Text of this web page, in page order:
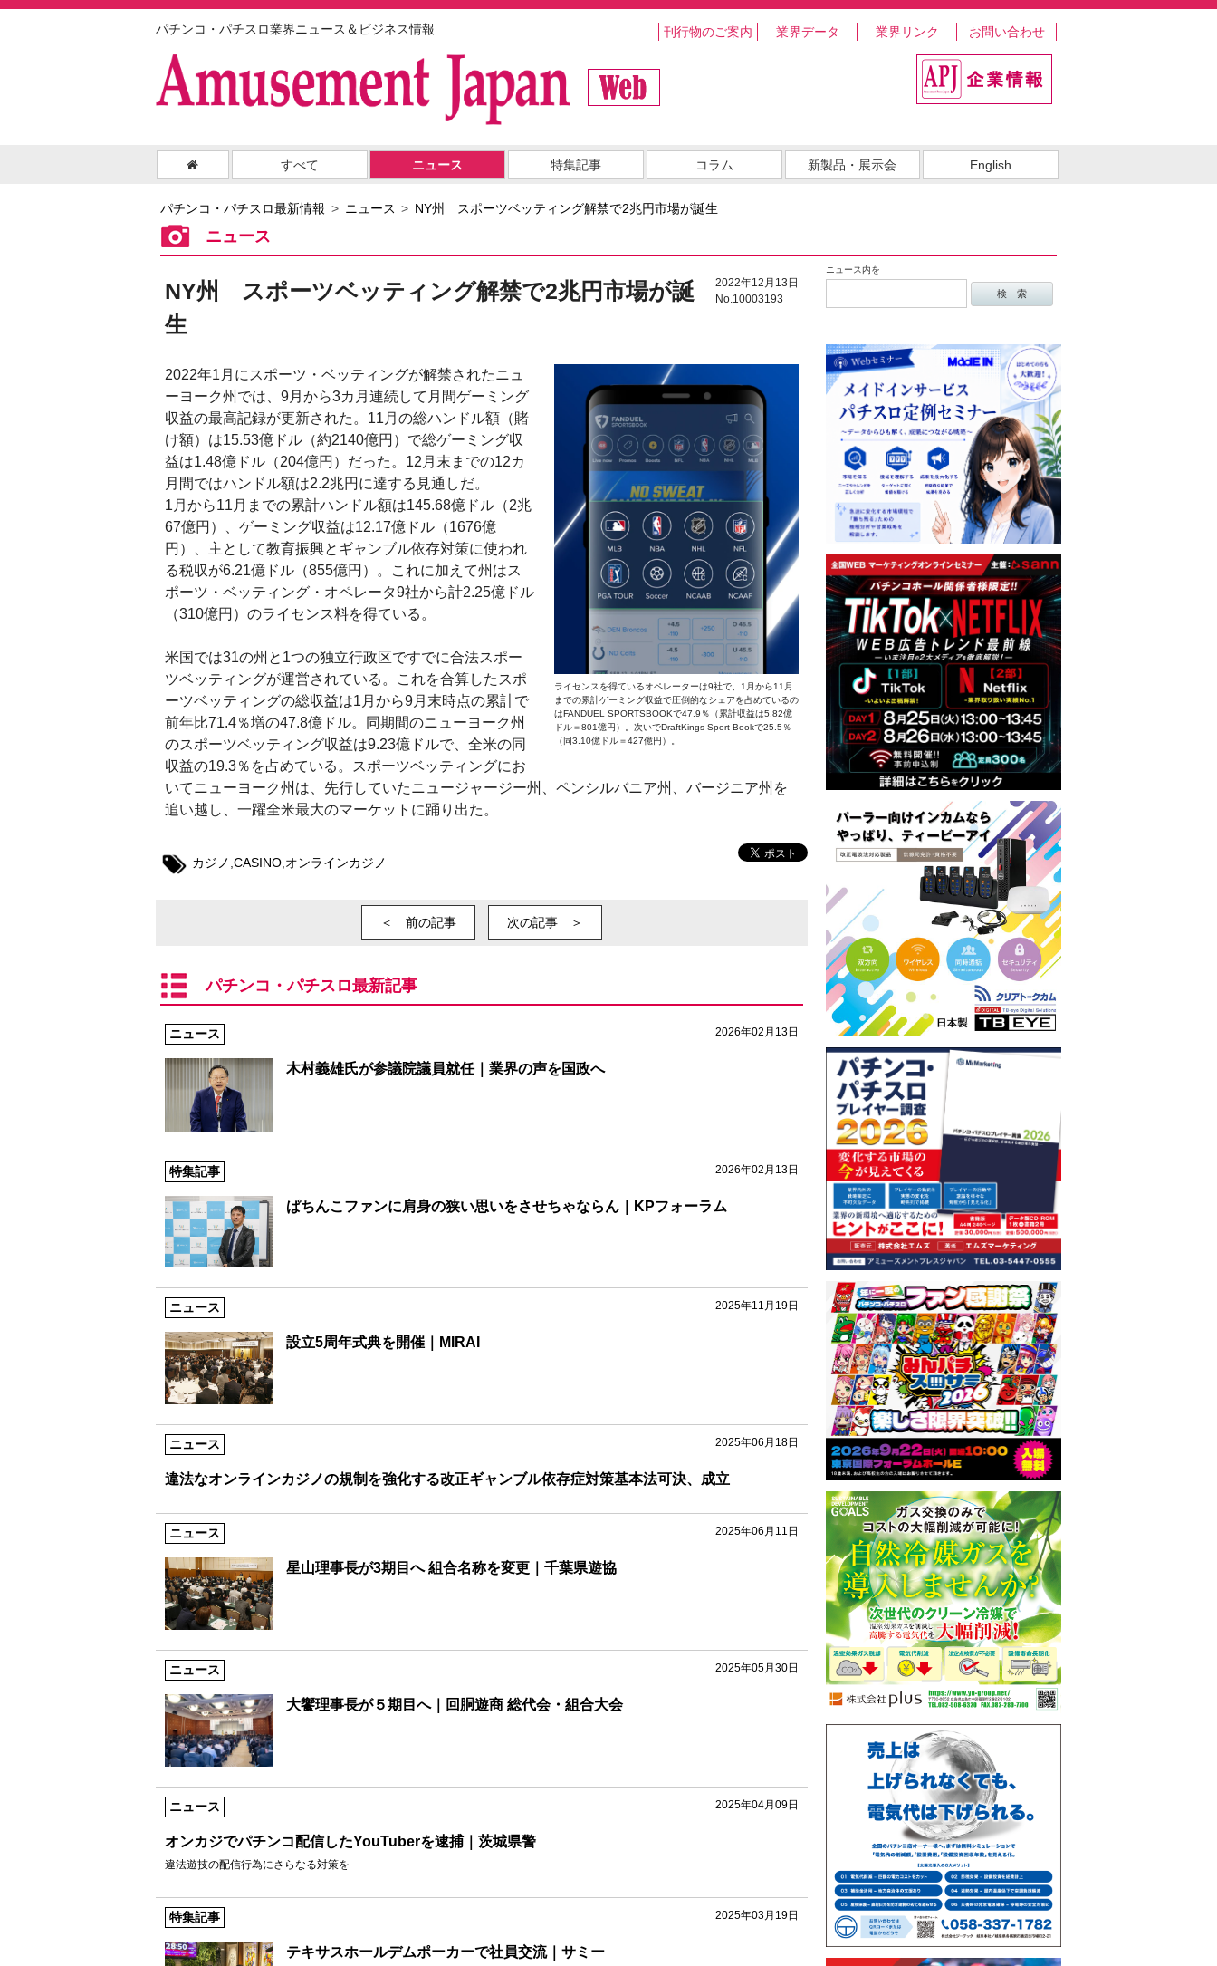
パチンコ・パチスロ業界ニュース＆ビジネス情報 刊行物のご案内 業界データ 業界リンク お問い合わせ
すべて ニュース 特集記事 コラム 新製品・展示会 English
パチンコ・パチスロ最新情報 ニュース NY州 スポーツベッティング解禁で2兆円市場が誕生
ニュース
ニュース内を
2022年12月13日
No.10003193
NY州 スポーツベッティング解禁で2兆円市場が誕
生
ライセンスを得ているオペレーターは9社で、1月から11月
までの累計ゲーミング収益で圧倒的なシェアを占めているの
はFANDUEL SPORTSBOOKで47.9％（累計収益は5.82億
ドル＝801億円）。次いでDraftKings Sport Bookで25.5％
（同3.10億ドル＝427億円）。
2022年1月にスポーツ・ベッティングが解禁されたニュ
ーヨーク州では、9月から3カ月連続して月間ゲーミング
収益の最高記録が更新された。11月の総ハンドル額（賭
け額）は15.53億ドル（約2140億円）で総ゲーミング収
益は1.48億ドル（204億円）だった。12月末までの12カ
月間ではハンドル額は2.2兆円に達する見通しだ。
1月から11月までの累計ハンドル額は145.68億ドル（2兆
67億円）、ゲーミング収益は12.17億ドル（1676億
円）、主として教育振興とギャンブル依存対策に使われ
る税収が6.21億ドル（855億円）。これに加えて州はス
ポーツ・ベッティング・オペレータ9社から計2.25億ドル
（310億円）のライセンス料を得ている。
米国では31の州と1つの独立行政区ですでに合法スポー
ツベッティングが運営されている。これを合算したスポ
ーツベッティングの総収益は1月から9月末時点の累計で
前年比71.4％増の47.8億ドル。同期間のニューヨーク州
のスポーツベッティング収益は9.23億ドルで、全米の同
収益の19.3％を占めている。スポーツベッティングにお
いてニューヨーク州は、先行していたニュージャージー州、ペンシルバニア州、バージニア州を
追い越し、一躍全米最大のマーケットに踊り出た。
カジノ ,CASINO,オンラインカジノ
＜ 前の記事 次の記事 ＞
パチンコ・パチスロ最新記事
2026年02月13日
ニュース
木村義雄氏が参議院議員就任｜業界の声を国政へ
2026年02月13日
特集記事
ぱちんこファンに肩身の狭い思いをさせちゃならん｜KPフォーラム
2025年11月19日
ニュース
設立5周年式典を開催｜MIRAI
2025年06月18日
ニュース
違法なオンラインカジノの規制を強化する改正ギャンブル依存症対策基本法可決、成立
2025年06月11日
ニュース
星山理事長が3期目へ 組合名称を変更｜千葉県遊協
2025年05月30日
ニュース
大饗理事長が５期目へ｜回胴遊商 総代会・組合大会
2025年04月09日
ニュース
オンカジでパチンコ配信したYouTuberを逮捕｜茨城県警
違法遊技の配信行為にさらなる対策を
2025年03月19日
特集記事
テキサスホールデムポーカーで社員交流｜サミー